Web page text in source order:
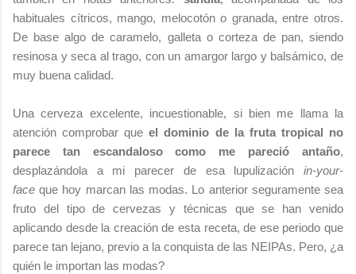
habituales cítricos, mango, melocotón o granada, entre otros.
De base algo de caramelo, galleta o corteza de pan, siendo
resinosa y seca al trago, con un amargor largo y balsámico, de
muy buena calidad.
Una cerveza excelente, incuestionable, si bien me llama la
atención comprobar queel dominio de la fruta tropical no
parece tan escandaloso como me pareció antaño,
desplazándola a mi parecer de esa lupulización in-your-
face que hoy marcan las modas. Lo anterior seguramente sea
fruto del tipo de cervezas y técnicas que se han venido
aplicando desde la creación de esta receta, de ese periodo que
parece tan lejano, previo a la conquista de las NEIPAs. Pero, ¿a
quién le importan las modas?